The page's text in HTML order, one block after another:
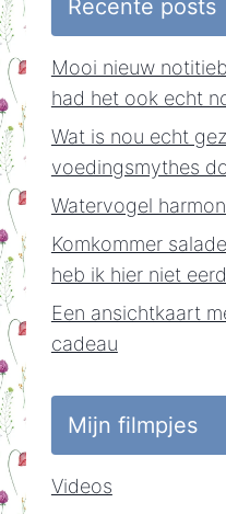
Recente posts
Mooi nieuw
had het ook echt
Wat is nou echt
voedingsmythes
Watervogel
Komkommer
heb ik hier niet
Een ansichtkaart
cadeau
Mijn filmpjes
Videos